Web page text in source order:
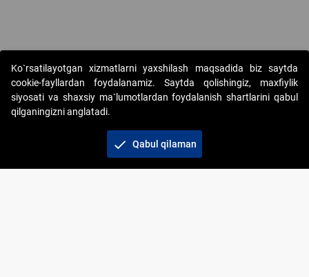
Copyright © 2017-2026. "Elektron onlayn-auksionlarni
tashkil etish" AJ. Barcha huquqlar himoyalangan
Ko`rsatilayotgan xizmatlarni yaxshilash maqsadida biz saytda
cookie-fayllardan foydalanamiz. Saytda qolishingiz, maxfiylik
siyosati va shaxsiy ma`lumotlardan foydalanish shartlarini qabul
qilganingizni anglatadi.
check Qabul qilaman